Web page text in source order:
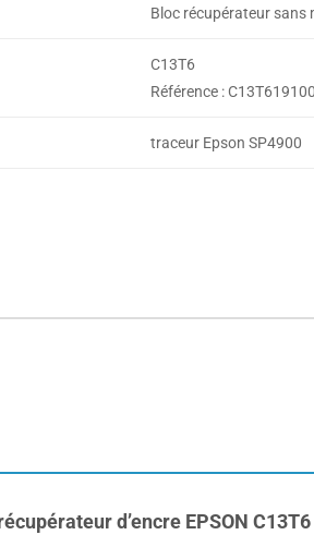
Bloc récupérateur sans
C13T6
Référence : C13T619100
traceur Epson SP4900
d’encre EPSON